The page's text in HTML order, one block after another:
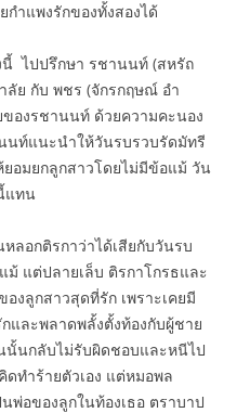
ำแพงรักของทั้งสองได้
นี้ ไปปรึกษา รชานนท์ (สหรัถ
ลัย กับ พชร (จักรกฤษณ์ อำ
องรชานนท์ ด้วยความคะนอง
ท์แนะนำให้วันรบรวบรัดมัทรี
ยอมยกลูกสาวโดยไม่มีข้อแม้ วัน
แทน
ลอกติรกาว่าได้เสียกับวันรบ
ม้ แต่ปลายเล็บ ติรกาโกรธและ
งลูกสาวสุดที่รัก เพราะเคยมี
และพลาดพลั้งตั้งท้องกับผู้ชาย
นั้นกลับไม่รับผิดชอบและหนีไป
ดทำร้ายตัวเอง แต่หมอพล
พ่อของลูกในท้องเธอ ตราบาป